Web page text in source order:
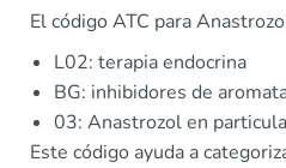
El código ATC para
L02: terapia endocrina
BG: inhibidores de
03: Anastrozol en
Este código ayuda a